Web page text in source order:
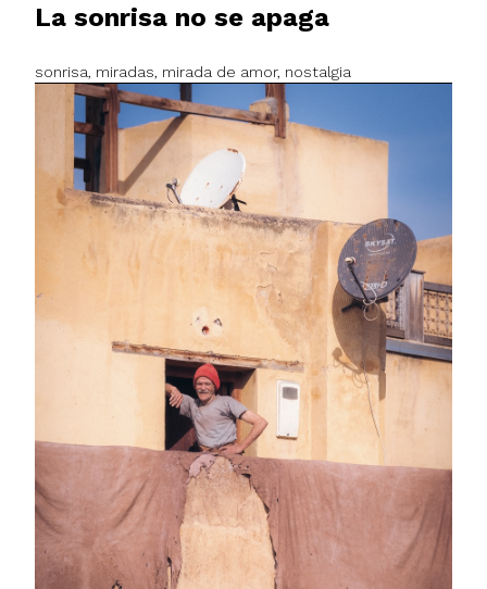
La sonrisa no se apaga
sonrisa, miradas, mirada de amor, nostalgia